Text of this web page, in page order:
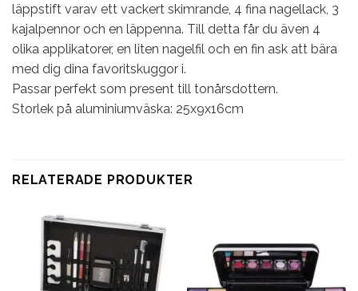
läppstift varav ett vackert skimrande, 4 fina nagellack, 3
kajalpennor och en läppenna. Till detta får du även 4
olika applikatorer, en liten nagelfil och en fin ask att bära
med dig dina favoritskuggor i.
Passar perfekt som present till tonårsdottern.
Storlek på aluminiumväska: 25x9x16cm
RELATERADE PRODUKTER